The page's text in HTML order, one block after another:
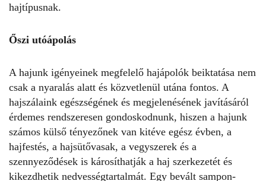
hajtípusnak.
Őszi utóápolás
A hajunk igényeinek megfelelő hajápolók beiktatása nem
csak a nyaralás alatt és közvetlenül utána fontos. A
hajszálaink egészségének és megjelenésének javításáról
érdemes rendszeresen gondoskodnunk, hiszen a hajunk
számos külső tényezőnek van kitéve egész évben, a
hajfestés, a hajsütővasak, a vegyszerek és a
szennyeződések is károsíthatják a haj szerkezetét és
kikezdhetik nedvességtartalmát. Egy bevált sampon-